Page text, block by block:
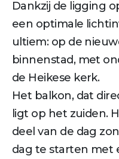
Dankzij de ligging
een optimale
ultiem: op de
binnenstad, met
de Heikese kerk.
Het balkon, dat
ligt op het zuiden.
deel van de dag
dag te starten met